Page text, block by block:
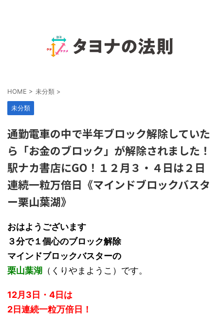
HOME > 未分類 >
未分類
通勤電車の中で半年ブロック解除していた
ら「お金のブロック」が解除されました！
駅ナカ書店にGO！１２月３・４日は２日
連続一粒万倍日《マインドブロックバスタ
ー栗山葉湖》
おはようございます
３分で１個心のブロック解除
マインドブロックバスターの
栗山葉湖 （くりやまようこ）です。
12月3日・4日は
2日連続一粒万倍日！